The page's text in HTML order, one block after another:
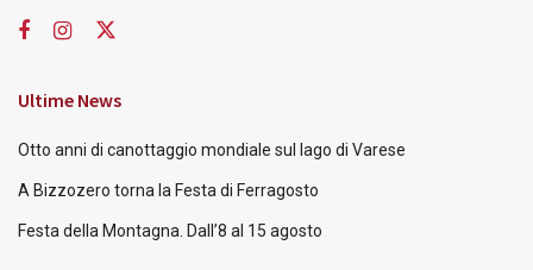
Ultime News
Otto anni di canottaggio mondiale sul lago di Varese
A Bizzozero torna la Festa di Ferragosto
Festa della Montagna. Dall’8 al 15 agosto